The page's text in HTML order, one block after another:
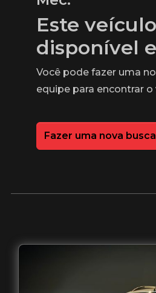
Este
disponível
Você pode fazer uma
equipe para encontrar
Fazer uma nova busca